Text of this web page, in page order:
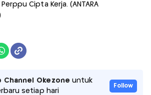
Cipta Kerja. (ANTARA
Channel Okezone untuk
setiap hari
Follow